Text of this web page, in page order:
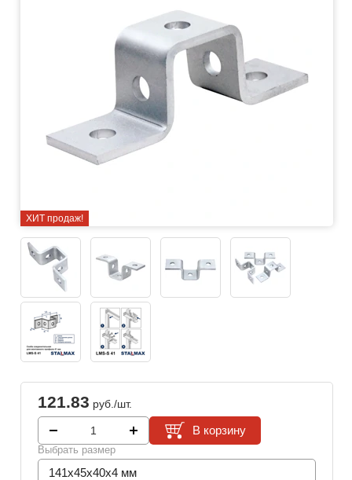
ХИТ продаж!
121.83 руб./шт.
Выбрать размер
141x45x40x4 мм
В корзину